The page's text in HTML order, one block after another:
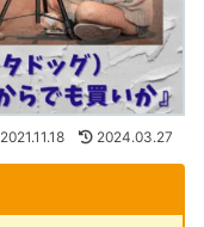
2021.11.18 2024.03.27